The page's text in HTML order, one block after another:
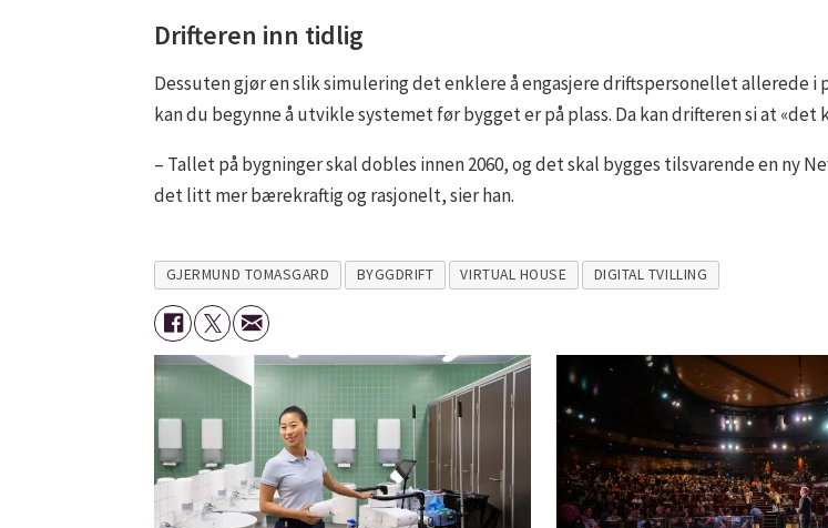
Drifteren inn tidlig
Dessuten gjør en slik simulering det enklere å engasjere driftspersonellet allerede
kan du begynne å utvikle systemet før bygget er på plass. Da kan drifteren si at
– Tallet på bygninger skal dobles innen 2060, og det skal bygges tilsvarende en ny
det litt mer bærekraftig og rasjonelt, sier han.
GJERMUND TOMASGARD BYGGDRIFT VIRTUAL HOUSE DIGITAL TVILLING